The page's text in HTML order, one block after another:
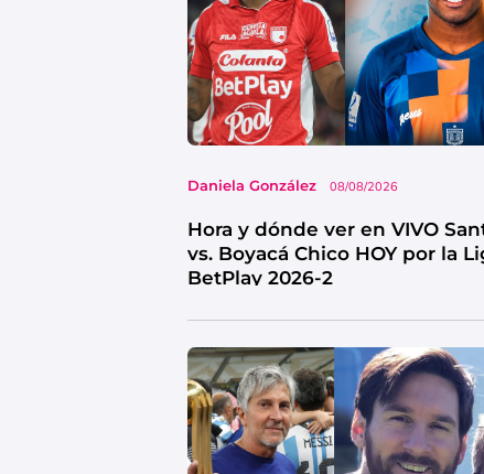
Daniela González 08/08/2026
Hora y dónde ver en VIVO
vs. Boyacá Chico HOY por la
BetPlay 2026-2